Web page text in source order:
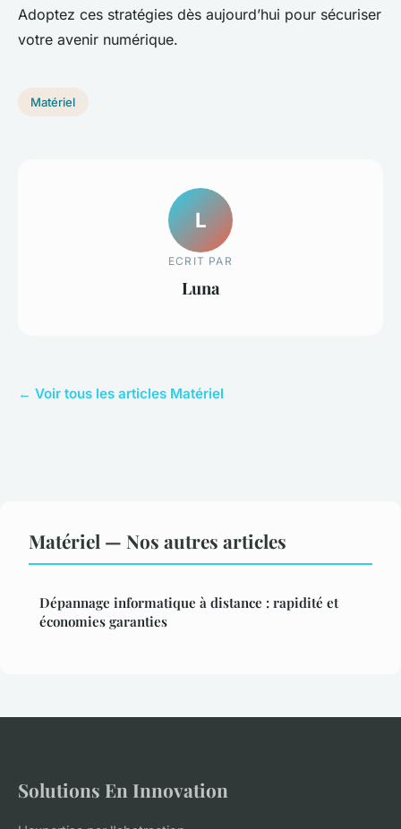
Adoptez ces stratégies dès aujourd’hui pour sécuriser
votre avenir numérique.
Matériel
L
ECRIT PAR
Luna
← Voir tous les articles Matériel
Matériel — Nos autres articles
Dépannage informatique à distance : rapidité et
économies garanties
Solutions En Innovation